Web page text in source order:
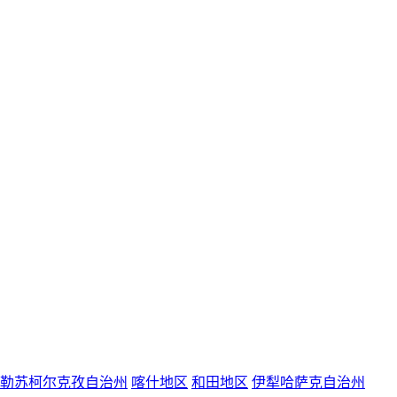
苏柯尔克孜自治州 喀什地区 和田地区 伊犁哈萨克自治州